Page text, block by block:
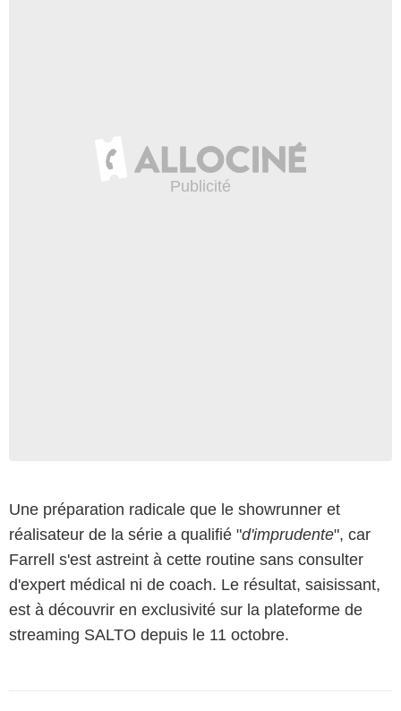
Une préparation radicale que le showrunner et
réalisateur de la série a qualifié "d'imprudente", car
Farrell s'est astreint à cette routine sans consulter
d'expert médical ni de coach. Le résultat, saisissant,
est à découvrir en exclusivité sur la plateforme de
streaming SALTO depuis le 11 octobre.